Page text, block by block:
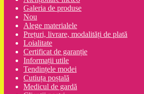
Galeria de produse
Nou
Alege materialele
Prețuri, livrare, modalități de plată
Loialitate
Certificat de garanție
Informații utile
Tendințele modei
Cutiuța poștală
Medicul de gardă